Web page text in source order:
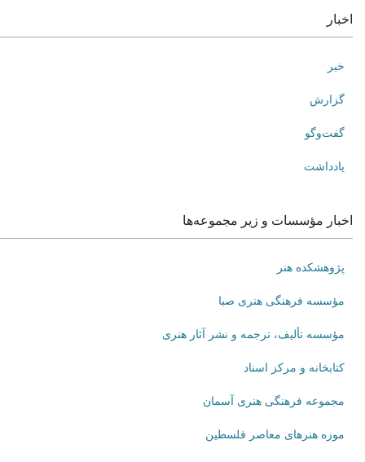
اخبار
خبر
گزارش
گفت‌وگو
یادداشت
اخبار مؤسسات و زیر مجموعه‌ها
پژوهشکده هنر
مؤسسه فرهنگی هنری صبا
مؤسسه تألیف، ترجمه و نشر آثار هنری
کتابخانه و مرکز اسناد
مجموعه فرهنگی هنری آسمان
موزه هنرهای‌ معاصر فلسطین